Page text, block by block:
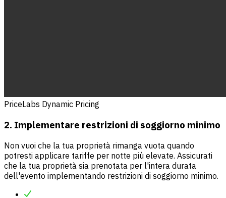
PriceLabs Dynamic Pricing
2. Implementare restrizioni di soggiorno minimo
Non vuoi che la tua proprietà rimanga vuota quando
potresti applicare tariffe per notte più elevate. Assicurati
che la tua proprietà sia prenotata per l'intera durata
dell'evento implementando restrizioni di soggiorno minimo.